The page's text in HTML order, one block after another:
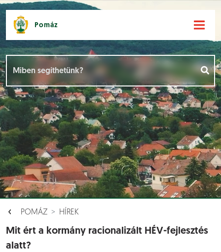
Pomáz
POMÁZ HÍREK
Mit ért a kormány racionalizált HÉV-fejlesztés
alatt?
Események []
Dokumentumok [ ]
Aloldalak []